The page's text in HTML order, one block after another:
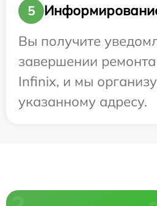
5
Вы получите
завершении
Infinix, и мы
указанному адресу.